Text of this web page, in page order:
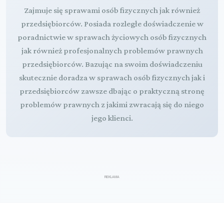
Zajmuje się sprawami osób fizycznych jak również
przedsiębiorców. Posiada rozległe doświadczenie w
poradnictwie w sprawach życiowych osób fizycznych
jak również profesjonalnych problemów prawnych
przedsiębiorców. Bazując na swoim doświadczeniu
skutecznie doradza w sprawach osób fizycznych jak i
przedsiębiorców zawsze dbając o praktyczną stronę
problemów prawnych z jakimi zwracają się do niego
jego klienci.
REKLAMA